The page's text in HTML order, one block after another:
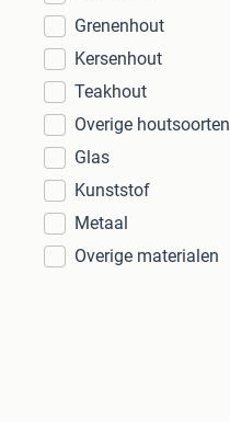
Grenenhout
Kersenhout
Teakhout
Overige houtsoorten
Glas
Kunststof
Metaal
Overige materialen